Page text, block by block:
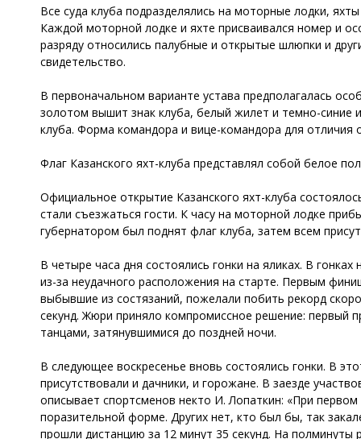
Все суда клуба подразделялись на моторные лодки,
Каждой моторной лодке и яхте присваивался номер и
разряду относились палубные и открытые шлюпки и
свидетельство.
В первоначальном варианте устава предполагалась
золотом вышит знак клуба, белый жилет и темно-
клуба. Форма командора и вице-командора для отличия
Флаг Казанского яхт-клуба представлял собой белое
Официальное открытие Казанского яхт-клуба
стали съезжаться гости. К часу на моторной лодке
губернатором был поднят флаг клуба, затем всем
В четыре часа дня состоялись гонки на яликах. В
из-за неудачного расположения на старте. Первым
выбывшие из состязаний, пожелали побить рекорд
секунд. Жюри приняло компромиссное решение:
танцами, затянувшимися до поздней ночи.
В следующее воскресенье вновь состоялись гонки. В
присутствовали и дачники, и горожане. В заезде
описывает спортсменов некто И. Лопаткин: «При
поразительной форме. Других нет, кто был бы, так
прошли дистанцию за 12 минут 35 секунд. На